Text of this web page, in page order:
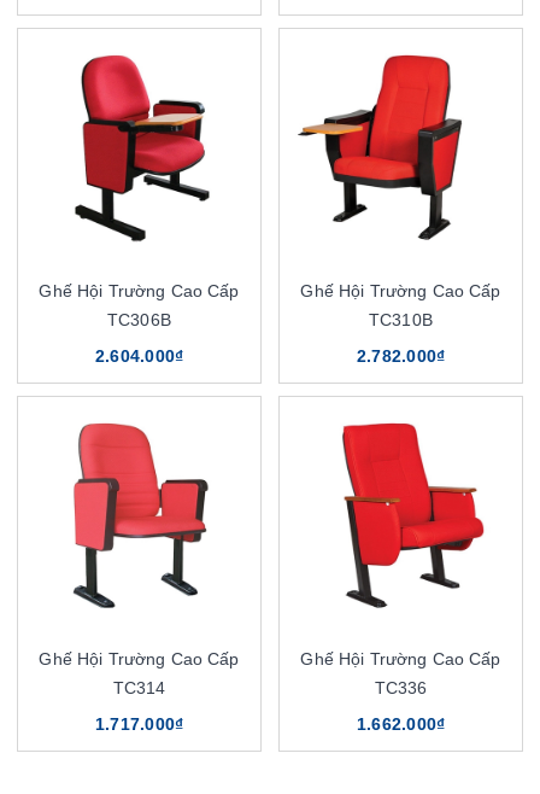
Ghế Hội Trường Cao Cấp
TC306B
2.604.000₫
Ghế Hội Trường Cao Cấp
TC310B
2.782.000₫
Ghế Hội Trường Cao Cấp
TC314
1.717.000₫
Ghế Hội Trường Cao Cấp
TC336
1.662.000₫